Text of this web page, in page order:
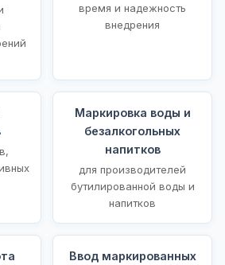
время и надежность
внедрения
Маркировка воды и
безалкогольных
напитков
для производителей
бутилированной воды и
напитков
Ввод маркированных